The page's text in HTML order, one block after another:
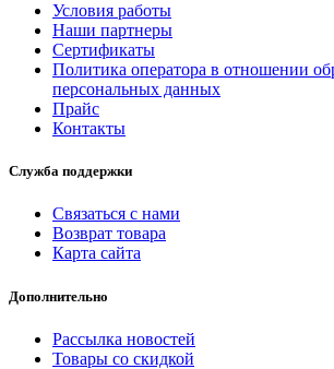
Условия работы
Наши партнеры
Сертификаты
Политика оператора в отношении
персональных данных
Прайс
Контакты
Служба поддержки
Связаться с нами
Возврат товара
Карта сайта
Дополнительно
Рассылка новостей
Товары со скидкой